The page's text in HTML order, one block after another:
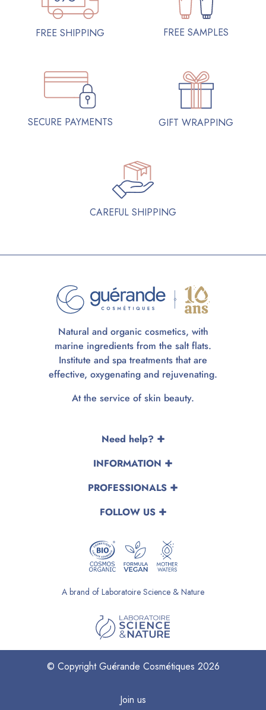
FREE SHIPPING FREE SAMPLES
SECURE PAYMENTS GIFT WRAPPING
CAREFUL SHIPPING
Natural and organic cosmetics, with
marine ingredients from the salt flats.
Institute and spa treatments that are
effective, oxygenating and rejuvenating.
At the service of skin beauty.
Need help?
INFORMATION
PROFESSIONALS
FOLLOW US
A brand of Laboratoire Science & Nature
© Copyright Guérande Cosmétiques 2026
Join us